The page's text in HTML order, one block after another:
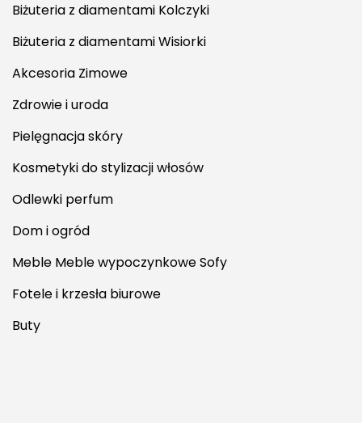
Biżuteria z diamentami Kolczyki
Biżuteria z diamentami Wisiorki
Akcesoria Zimowe
Zdrowie i uroda
Pielęgnacja skóry
Kosmetyki do stylizacji włosów
Odlewki perfum
Dom i ogród
Meble Meble wypoczynkowe Sofy
Fotele i krzesła biurowe
Buty